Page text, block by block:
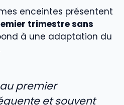
enceintes présentent
trimestre sans
à une adaptation du
au premier
et souvent